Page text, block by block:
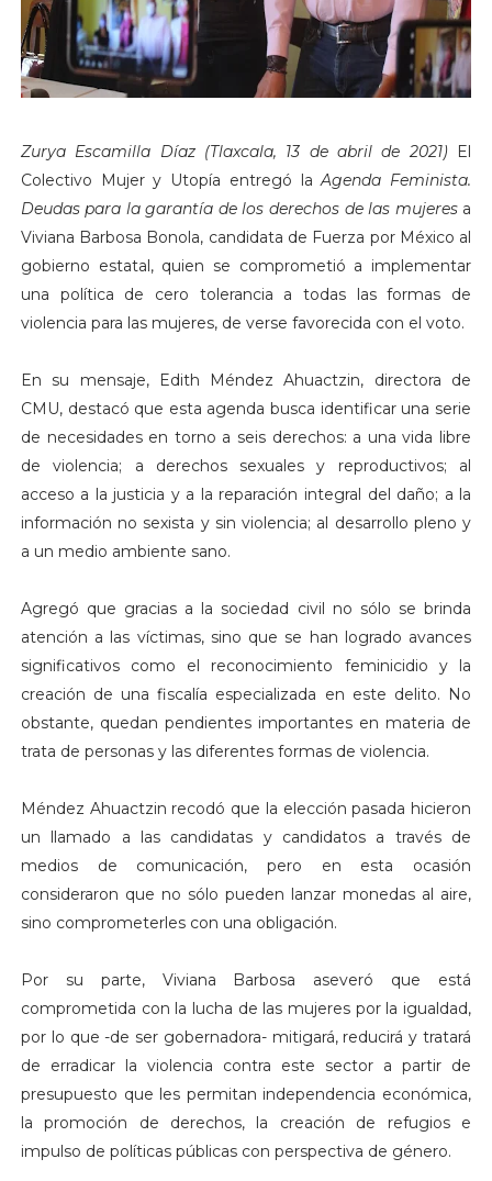
Zurya Escamilla Díaz (Tlaxcala, 13 de abril de 2021)
El
Colectivo Mujer y Utopía entregó laAgenda Feminista.
Deudas para la garantía de los derechos de las mujeresa
Viviana Barbosa Bonola, candidata de Fuerza por México al
gobierno estatal, quien se comprometió a implementar
una política de cero tolerancia a todas las formas de
violencia para las mujeres, de verse favorecida con el voto.
En su mensaje, Edith Méndez Ahuactzin, directora de
CMU, destacó que esta agenda busca identificar una serie
de necesidades en torno a seis derechos: a una vida libre
de violencia; a derechos sexuales y reproductivos; al
acceso a la justicia y a la reparación integral del daño; a la
información no sexista y sin violencia; al desarrollo pleno y
a un medio ambiente sano.
Agregó que gracias a la sociedad civil no sólo se brinda
atención a las víctimas, sino que se han logrado avances
significativos como el reconocimiento feminicidio y la
creación de una fiscalía especializada en este delito. No
obstante, quedan pendientes importantes en materia de
trata de personas y las diferentes formas de violencia.
Méndez Ahuactzin recodó que la elección pasada hicieron
un llamado a las candidatas y candidatos a través de
medios de comunicación, pero en esta ocasión
consideraron que no sólo pueden lanzar monedas al aire,
sino comprometerles con una obligación.
Por su parte, Viviana Barbosa aseveró que está
comprometida con la lucha de las mujeres por la igualdad,
por lo que -de ser gobernadora- mitigará, reducirá y tratará
de erradicar la violencia contra este sector a partir de
presupuesto que les permitan independencia económica,
la promoción de derechos, la creación de refugios e
impulso de políticas públicas con perspectiva de género.